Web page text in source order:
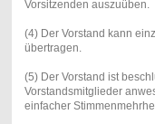
Vorsitzenden auszuüben.
(4) Der Vorstand kann
übertragen.
(5) Der Vorstand ist
Vorstandsmitglieder
einfacher